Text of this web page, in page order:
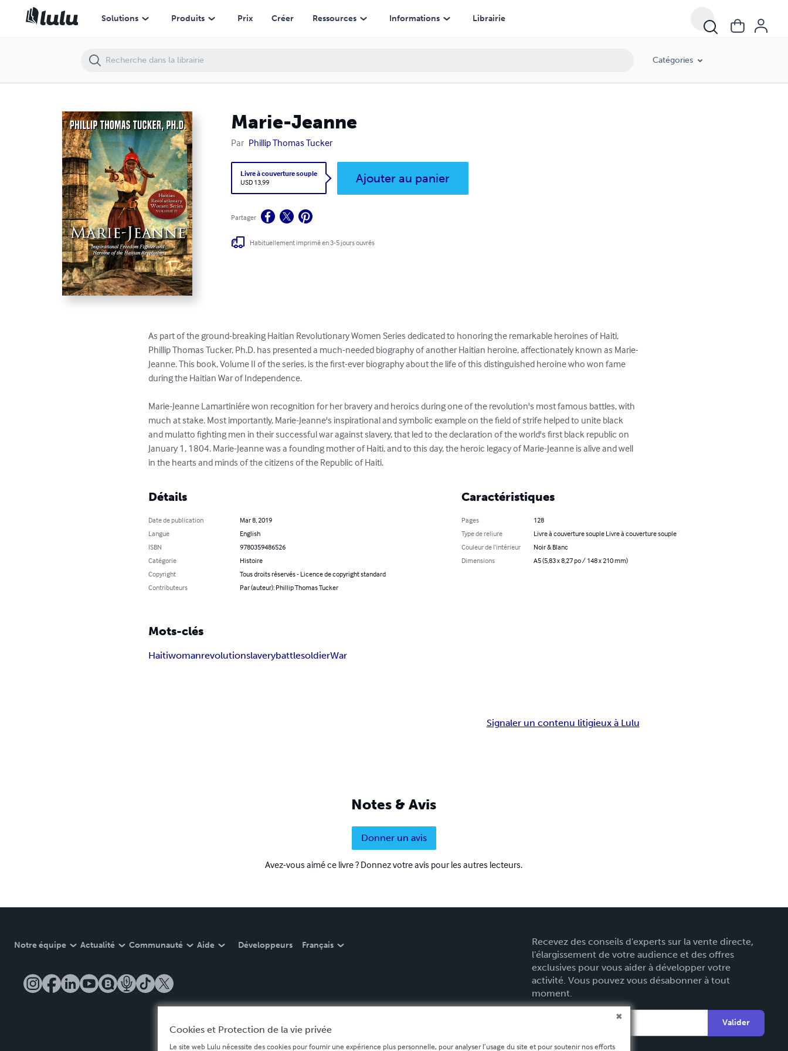
Solutions Produits Prix Créer Ressources Informations Librairie
Catégories
Marie-Jeanne
Par Phillip Thomas Tucker
Livre à couverture souple
USD 13,99
Ajouter au panier
Partager
Habituellement imprimé en 3-5 jours ouvrés
As part of the ground-breaking Haitian Revolutionary Women Series dedicated to honoring the remarkable heroines of Haiti,
Phillip Thomas Tucker, Ph.D. has presented a much-needed biography of another Haitian heroine, affectionately known as Marie-
Jeanne. This book, Volume II of the series, is the first-ever biography about the life of this distinguished heroine who won fame
during the Haitian War of Independence.
Marie-Jeanne Lamartiniére won recognition for her bravery and heroics during one of the revolution's most famous battles, with
much at stake. Most importantly, Marie-Jeanne's inspirational and symbolic example on the field of strife helped to unite black
and mulatto fighting men in their successful war against slavery, that led to the declaration of the world's first black republic on
January 1, 1804. Marie-Jeanne was a founding mother of Haiti, and to this day, the heroic legacy of Marie-Jeanne is alive and well
in the hearts and minds of the citizens of the Republic of Haiti.
Détails
Date de publication
Mar 8, 2019
Langue
English
ISBN
9780359486526
Catégorie
Histoire
Copyright
Tous droits réservés - Licence de copyright standard
Contributeurs
Par (auteur): Phillip Thomas Tucker
Caractéristiques
Pages
128
Type de reliure
Livre à couverture souple Livre à couverture souple
Couleur de l’intérieur
Noir & Blanc
Dimensions
A5 (5,83 x 8,27 po / 148 x 210 mm)
Mots-clés
HaitiwomanrevolutionslaverybattlesoldierWar
Signaler un contenu litigieux à Lulu
Notes & Avis
Donner un avis
Avez-vous aimé ce livre ? Donnez votre avis pour les autres lecteurs.
Notre équipe Actualité Communauté Aide Développeurs Français
Recevez des conseils d'experts sur la vente directe,
l'élargissement de votre audience et des offres
exclusives pour vous aider à développer votre
activité. Vous pouvez vous désabonner à tout
moment.
Valider
Marie-Jeanne
Cookies et Protection de la vie privée
Le site web Lulu nécessite des cookies pour fournir une expérience plus personnelle, pour analyser l’usage du site et pour soutenir nos efforts